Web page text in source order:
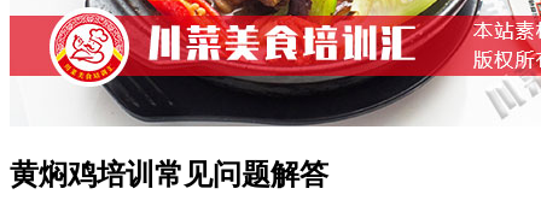
黄焖鸡培训常见问题解答